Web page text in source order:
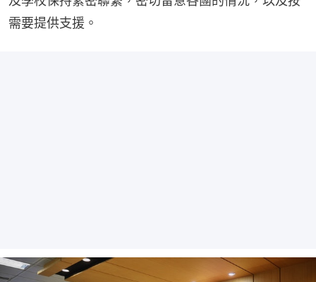
需要提供支援。